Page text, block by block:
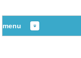
menu